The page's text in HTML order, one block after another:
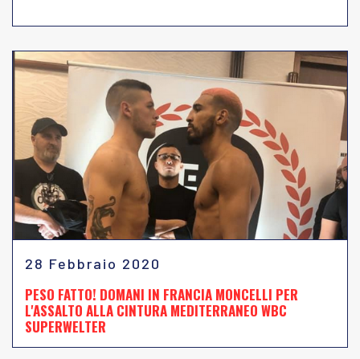
28 Febbraio 2020
PESO FATTO! DOMANI IN FRANCIA MONCELLI PER
L'ASSALTO ALLA CINTURA MEDITERRANEO WBC
SUPERWELTER